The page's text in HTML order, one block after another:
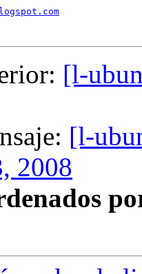
[l-
[l-
2008